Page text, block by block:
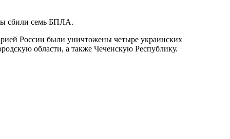
сбили семь БПЛА.
России были уничтожены четыре украинских
области, а также Чеченскую Республику.